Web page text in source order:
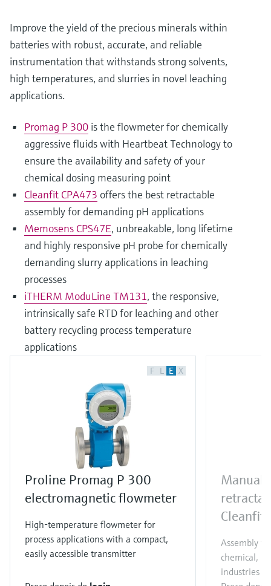
Improve the yield of the precious minerals within
batteries with robust, accurate, and reliable
instrumentation that withstands strong solvents,
high temperatures, and slurries in novel leaching
applications.
Promag P 300 is the flowmeter for chemically
aggressive fluids with Heartbeat Technology to
ensure the availability and safety of your
chemical dosing measuring point
Cleanfit CPA473 offers the best retractable
assembly for demanding pH applications
Memosens CPS47E, unbreakable, long lifetime
and highly responsive pH probe for chemically
demanding slurry applications in leaching
processes
iTHERM ModuLine TM131, the responsive,
intrinsically safe RTD for leaching and other
battery recycling process temperature
applications
F L E X
Proline Promag P 300
electromagnetic flowmeter
High-temperature flowmeter for
process applications with a compact,
easily accessible transmitter
Manual
Cleanfit
Assembly
chemical,
industries